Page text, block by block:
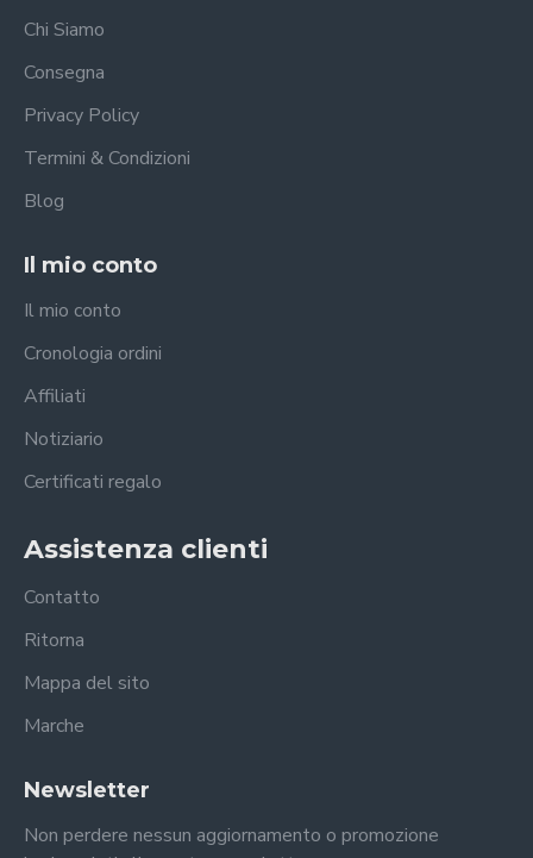
Chi Siamo
Consegna
Privacy Policy
Termini & Condizioni
Blog
Il mio conto
Il mio conto
Cronologia ordini
Affiliati
Notiziario
Certificati regalo
Assistenza clienti
Contatto
Ritorna
Mappa del sito
Marche
Newsletter
Non perdere nessun aggiornamento o promozione